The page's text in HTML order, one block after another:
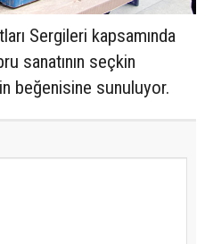
Sergileri kapsamında
sanatının seçkin
beğenisine sunuluyor.